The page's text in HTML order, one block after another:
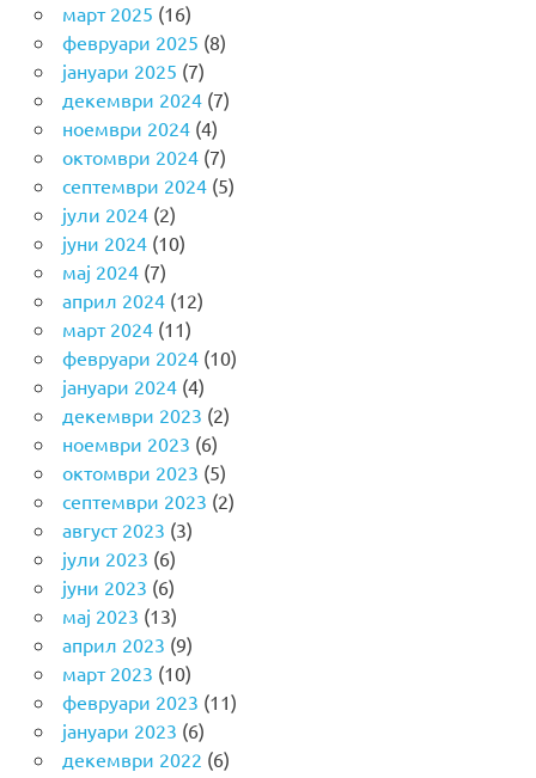
март 2025 (16)
февруари 2025 (8)
јануари 2025 (7)
декември 2024(7)
ноември 2024(4)
октомври 2024(7)
септември 2024(5)
јули 2024(2)
јуни 2024(10)
мај 2024(7)
април 2024(12)
март 2024(11)
февруари 2024(10)
јануари 2024(4)
декември 2023 (2)
ноември 2023 (6)
октомври 2023 (5)
септември 2023 (2)
август 2023 (3)
јули 2023 (6)
јуни 2023 (6)
мај 2023 (13)
април 2023 (9)
март 2023 (10)
февруари 2023 (11)
јануари 2023 (6)
декември 2022 (6)